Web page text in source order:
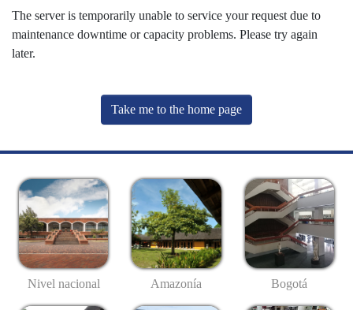
The server is temporarily unable to service your request due to
maintenance downtime or capacity problems. Please try again
later.
Take me to the home page
Nivel nacional Amazonía Bogotá